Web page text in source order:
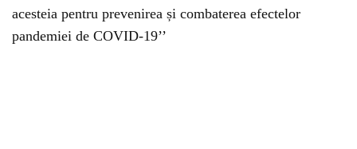
acesteia pentru prevenirea și combaterea efectelor
pandemiei de COVID-19’’